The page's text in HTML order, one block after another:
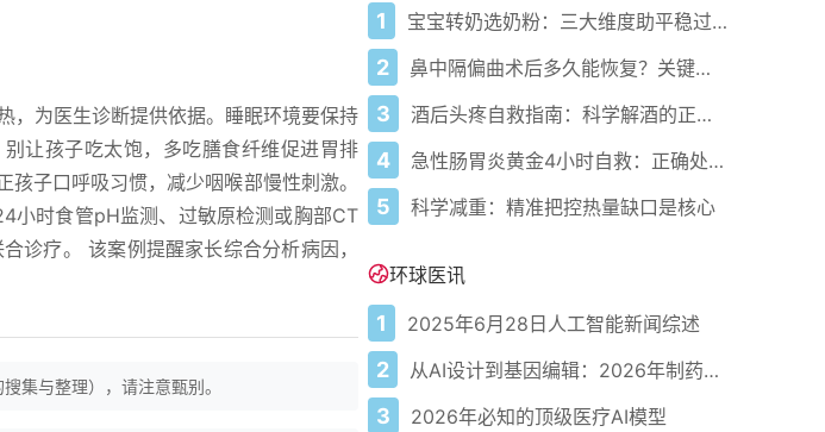
，为医生诊断提供依据。睡眠环境要保持
让孩子吃太饱，多吃膳食纤维促进胃排
子口呼吸习惯，减少咽喉部慢性刺激。
小时食管pH监测、过敏原检测或胸部CT
诊疗。 该案例提醒家长综合分析病因，
集与整理），请注意甄别。
1 宝宝转奶选奶粉：三大维度助平稳过渡
2 鼻中隔偏曲术后多久能恢复？关键看这几点
3 酒后头疼自救指南：科学解酒的正确打开方式
4 急性肠胃炎黄金4小时自救：正确处置与误区避坑关键
5 科学减重：精准把控热量缺口是核心
环球医讯
1 2025年6月28日人工智能新闻综述
2 从AI设计到基因编辑：2026年制药领域重大突破
3 2026年必知的顶级医疗AI模型